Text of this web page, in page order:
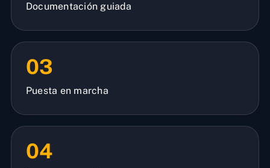
Documentación guiada
03
Puesta en marcha
04